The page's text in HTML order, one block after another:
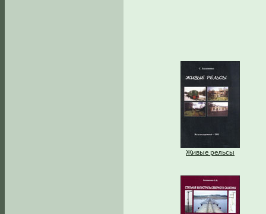
Живые рельсы